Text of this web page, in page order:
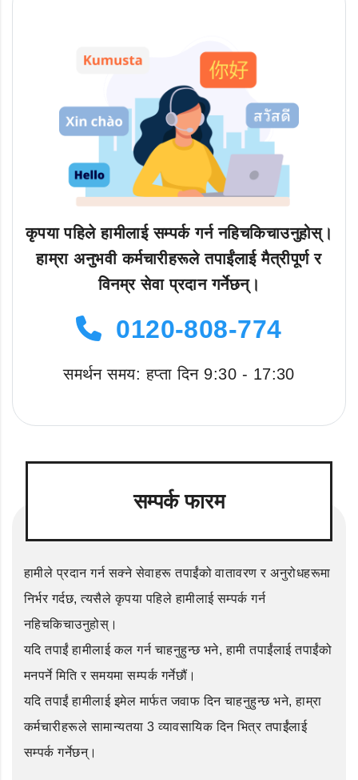
कृपया पहिले हामीलाई सम्पर्क गर्न नहिचकिचाउनुहोस्।
हाम्रा अनुभवी कर्मचारीहरूले तपाईंलाई मैत्रीपूर्ण र
विनम्र सेवा प्रदान गर्नेछन्।
0120-808-774
समर्थन समय: हप्ता दिन 9:30 - 17:30
सम्पर्क फारम
हामीले प्रदान गर्न सक्ने सेवाहरू तपाईंको वातावरण र अनुरोधहरूमा
निर्भर गर्दछ, त्यसैले कृपया पहिले हामीलाई सम्पर्क गर्न
नहिचकिचाउनुहोस्।
यदि तपाईं हामीलाई कल गर्न चाहनुहुन्छ भने, हामी तपाईंलाई तपाईंको
मनपर्ने मिति र समयमा सम्पर्क गर्नेछौं।
यदि तपाईं हामीलाई इमेल मार्फत जवाफ दिन चाहनुहुन्छ भने, हाम्रा
कर्मचारीहरूले सामान्यतया 3 व्यावसायिक दिन भित्र तपाईंलाई
सम्पर्क गर्नेछन्।